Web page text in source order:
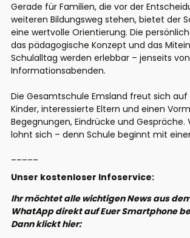
Gerade für Familien, die vor der
weiteren Bildungsweg stehen, bietet der
eine wertvolle Orientierung. Die
das pädagogische Konzept und das
Schulalltag werden erlebbar – jenseits
Informationsabenden.
Die Gesamtschule Emsland freut sich
Kinder, interessierte Eltern und einen
Begegnungen, Eindrücke und Gespräche.
lohnt sich – denn Schule beginnt mit
Unser kostenloser Infoservice:
Ihr möchtet alle wichtigen News aus
WhatApp direkt auf Euer Smartphone
Dann klickt hier: